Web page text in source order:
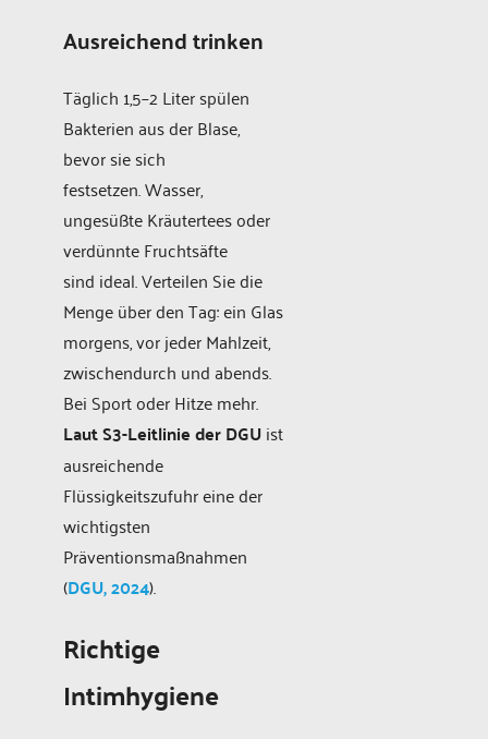
Ausreichend trinken
Täglich 1,5–2 Liter spülen
Bakterien aus der Blase,
bevor sie sich
festsetzen. Wasser,
ungesüßte Kräutertees oder
verdünnte Fruchtsäfte
sind ideal. Verteilen Sie die
Menge über den Tag: ein Glas
morgens, vor jeder Mahlzeit,
zwischendurch und abends.
Bei Sport oder Hitze mehr.
Laut S3-Leitlinie der DGUist
ausreichende
Flüssigkeitszufuhr eine der
wichtigsten
Präventionsmaßnahmen
(DGU, 2024).
Richtige
Intimhygiene